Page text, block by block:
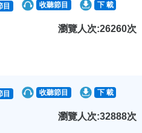
目 收聽節目 下 載
瀏覽人次:26260次
目 收聽節目 下 載
瀏覽人次:32888次